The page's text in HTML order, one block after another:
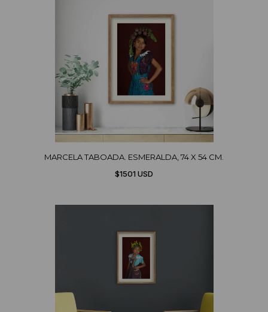
MARCELA TABOADA. ESMERALDA, 74 X 54 CM.
$1501 USD